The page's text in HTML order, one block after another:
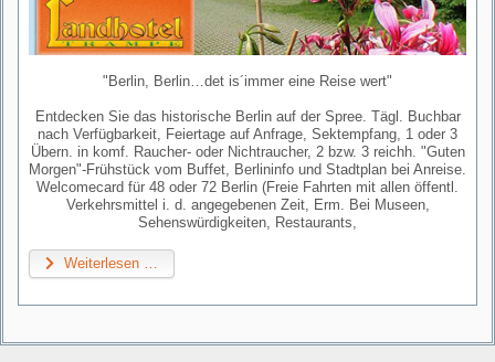
"Berlin, Berlin…det is´immer eine Reise wert"
Entdecken Sie das historische Berlin auf der Spree. Tägl. Buchbar
nach Verfügbarkeit, Feiertage auf Anfrage, Sektempfang, 1 oder 3
Übern. in komf. Raucher- oder Nichtraucher, 2 bzw. 3 reichh. "Guten
Morgen"-Frühstück vom Buffet, Berlininfo und Stadtplan bei Anreise.
Welcomecard für 48 oder 72 Berlin (Freie Fahrten mit allen öffentl.
Verkehrsmittel i. d. angegebenen Zeit, Erm. Bei Museen,
Sehenswürdigkeiten, Restaurants,
Weiterlesen …